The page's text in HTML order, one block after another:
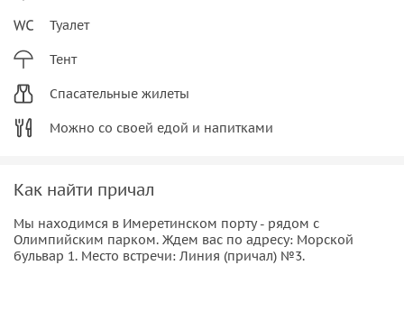
Туалет
Тент
Спасательные жилеты
Можно со своей едой и напитками
Как найти причал
Мы находимся в Имеретинском порту - рядом с
Олимпийским парком. Ждем вас по адресу: Морской
бульвар 1. Место встречи: Линия (причал) №3.